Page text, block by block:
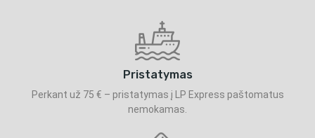
Pristatymas
Perkant už 75 € – pristatymas į LP Express paštomatus
nemokamas.